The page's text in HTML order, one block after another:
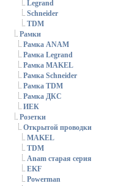
Legrand
Schneider
TDM
Рамки
Рамка ANAM
Рамка Legrand
Рамка MAKEL
Рамка Schneider
Рамка TDM
Рамка ДКС
ИЕК
Розетки
Открытой проводки
MAKEL
TDM
Anam старая серия
EKF
Powerman